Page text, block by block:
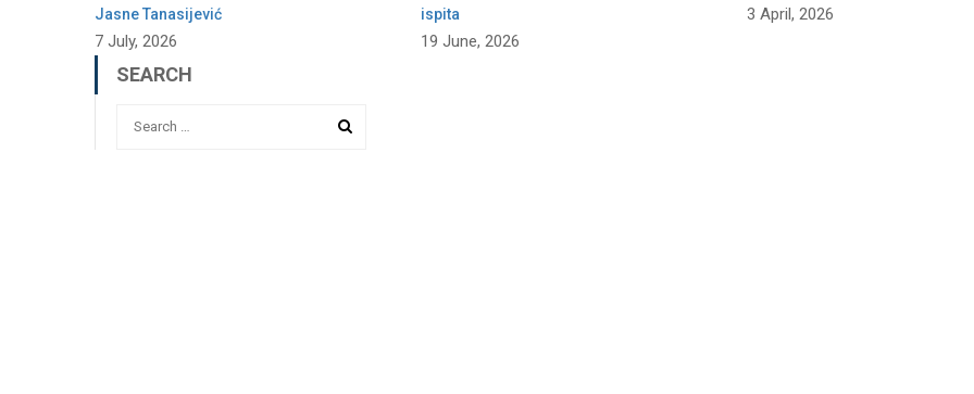
Jasne Tanasijević
7 July, 2026
ispita
19 June, 2026
3 April, 2026
SEARCH